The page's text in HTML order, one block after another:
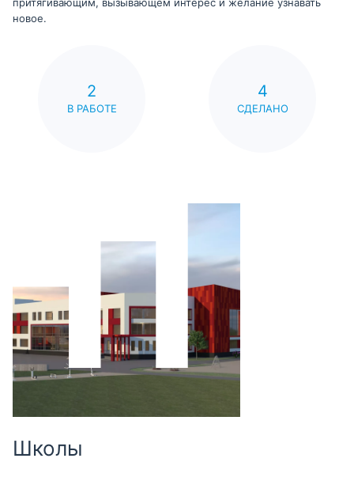
притягивающим, вызывающем интерес и желание узнавать
новое.
2
В РАБОТЕ
4
СДЕЛАНО
Школы